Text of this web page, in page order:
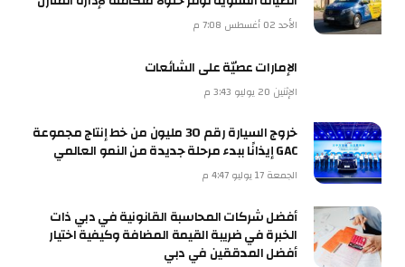
الأحد 02 أغسطس 7:08 م
الإمارات عصيّة على الشائعات
الإثنين 20 يوليو 3:43 م
خروج السيارة رقم 30 مليون من خط إنتاج مجموعة
GAC إيذانًا ببدء مرحلة جديدة من النمو العالمي
الجمعة 17 يوليو 4:47 م
أفضل شركات المحاسبة القانونية في دبي ذات
الخبرة في ضريبة القيمة المضافة وكيفية اختيار
أفضل المدققين في دبي